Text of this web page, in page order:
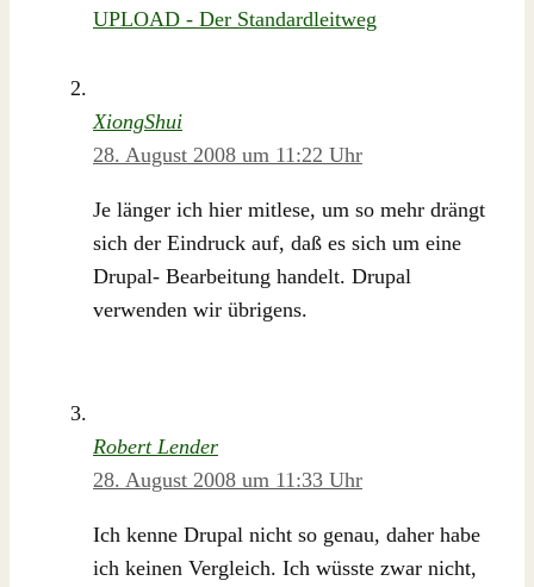
UPLOAD - Der Standardleitweg
XiongShui
28. August 2008 um 11:22 Uhr
Je länger ich hier mitlese, um so mehr drängt
sich der Eindruck auf, daß es sich um eine
Drupal- Bearbeitung handelt. Drupal
verwenden wir übrigens.
Robert Lender
28. August 2008 um 11:33 Uhr
Ich kenne Drupal nicht so genau, daher habe
ich keinen Vergleich. Ich wüsste zwar nicht,